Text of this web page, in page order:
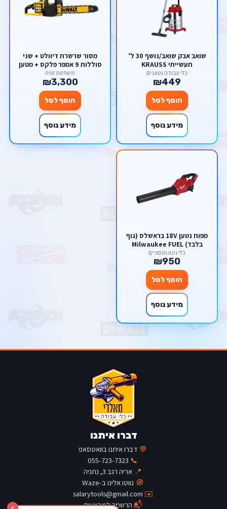
שואב אבק שואב/נושף 30 ל'
תעשייתי KRAUSS
כלי עבודה נטענים
₪449
הוסף לסל
מידע נוסף
מסור שרשרת דיוולט + שני
סוללות 9 אמפר פלקס + מטען
משחזות זווית
₪3,300
הוסף לסל
מידע נוסף
מפוח נטען 18V בראשלס (גוף
בלבד) Milwaukee FUEL
כלי גינון ומסורים
₪950
הוסף לסל
מידע נוסף
דברו איתנו
💬 דברו איתנו בוואטסאפ
📞
055-723-7323
📍 אריה רגב 3, נתניה
🧭 נווטו אלינו ב-Waze
✉️
salarytools@gmail.com
📬הרשמה למבצעים ×